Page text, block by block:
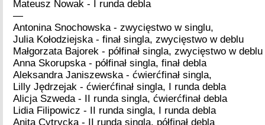
Mateusz Nowak - I runda debla
—
Antonina Snochowska - zwycięstwo w singlu,
Julia Kołodziejska - finał singla, zwycięstwo w deblu
Małgorzata Bajorek - półfinał singla, zwycięstwo w deblu
Anna Skorupska - półfinał singla, finał debla
Aleksandra Janiszewska - ćwierćfinał singla,
Lilly Jędrzejak - ćwierćfinał singla, I runda debla
Alicja Szweda - II runda singla, ćwierćfinał debla
Lidia Filipowicz - II runda singla, I runda debla
Anita Cytrycka - II runda singla, półfinał debla